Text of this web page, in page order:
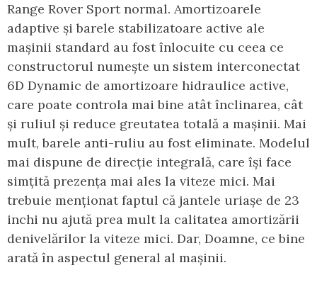
Range Rover Sport normal. Amortizoarele
adaptive și barele stabilizatoare active ale
mașinii standard au fost înlocuite cu ceea ce
constructorul numește un sistem interconectat
6D Dynamic de amortizoare hidraulice active,
care poate controla mai bine atât înclinarea, cât
și ruliul și reduce greutatea totală a mașinii. Mai
mult, barele anti-ruliu au fost eliminate. Modelul
mai dispune de direcție integrală, care își face
simțită prezența mai ales la viteze mici. Mai
trebuie menționat faptul că jantele uriașe de 23
inchi nu ajută prea mult la calitatea amortizării
denivelărilor la viteze mici. Dar, Doamne, ce bine
arată în aspectul general al mașinii.